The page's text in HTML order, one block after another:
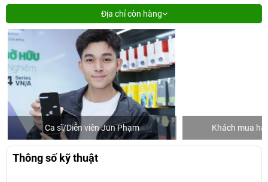
Địa chỉ còn hàng
Ca sĩ/Diễn viên Jun Phạm Khách mua
Thông số kỹ thuật